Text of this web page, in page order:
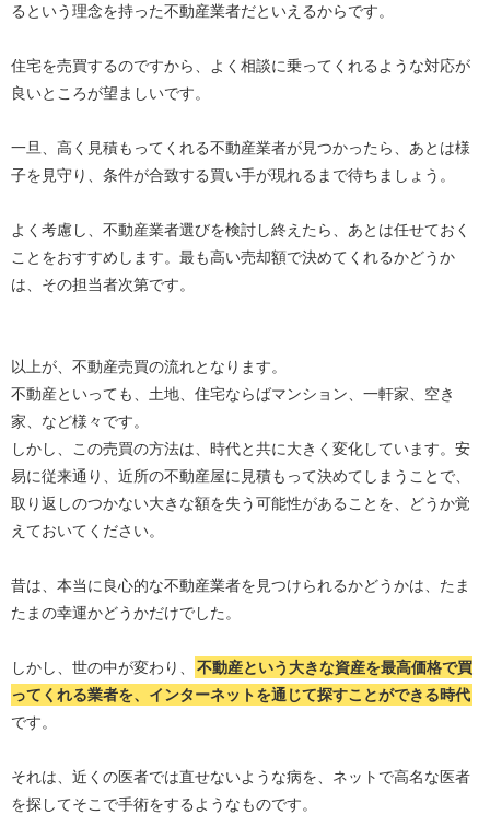
るという理念を持った不動産業者だといえるからです。
住宅を売買するのですから、よく相談に乗ってくれるような対応が
良いところが望ましいです。
一旦、高く見積もってくれる不動産業者が見つかったら、あとは様
子を見守り、条件が合致する買い手が現れるまで待ちましょう。
よく考慮し、不動産業者選びを検討し終えたら、あとは任せておく
ことをおすすめします。最も高い売却額で決めてくれるかどうか
は、その担当者次第です。
以上が、不動産売買の流れとなります。
不動産といっても、土地、住宅ならばマンション、一軒家、空き
家、など様々です。
しかし、この売買の方法は、時代と共に大きく変化しています。安
易に従来通り、近所の不動産屋に見積もって決めてしまうことで、
取り返しのつかない大きな額を失う可能性があることを、どうか覚
えておいてください。
昔は、本当に良心的な不動産業者を見つけられるかどうかは、たま
たまの幸運かどうかだけでした。
しかし、世の中が変わり、
不動産という大きな資産を最高価格で買
ってくれる業者を、インターネットを通じて探すことができる時代
です。
それは、近くの医者では直せないような病を、ネットで高名な医者
を探してそこで手術をするようなものです。